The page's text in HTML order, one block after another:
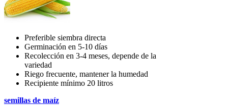
Preferible siembra directa
Germinación en 5-10 días
Recolección en 3-4 meses, depende de la
variedad
Riego frecuente, mantener la humedad
Recipiente mínimo 20 litros
semillas de maíz